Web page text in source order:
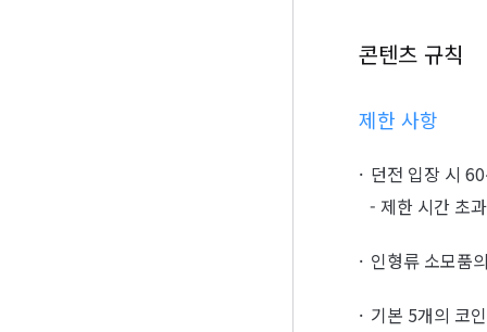
콘텐츠 규칙
제한 사항
던전 입장 시
- 제한 시간 초
인형류 소모품
기본 5개의 코